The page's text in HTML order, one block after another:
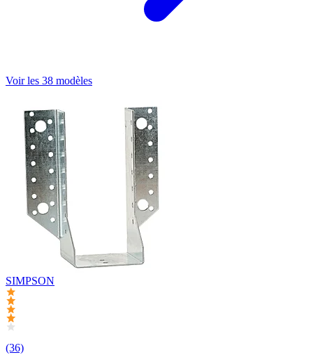
Voir les 38 modèles
SIMPSON
(36)